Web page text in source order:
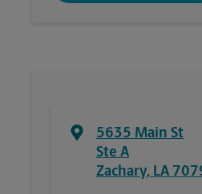
5635 Main St
Ste A
Zachary, LA